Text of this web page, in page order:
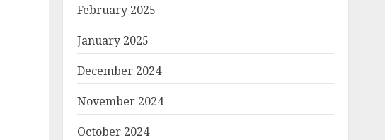
February 2025
January 2025
December 2024
November 2024
October 2024